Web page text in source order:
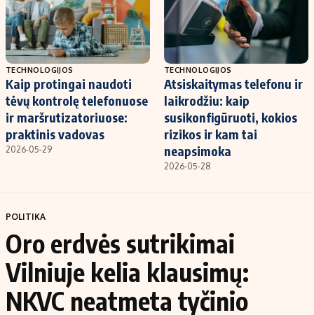
TECHNOLOGIJOS
Kaip protingai naudoti
tėvų kontrolę telefonuose
ir maršrutizatoriuose:
praktinis vadovas
2026-05-29
TECHNOLOGIJOS
Atsiskaitymas telefonu ir
laikrodžiu: kaip
susikonfigūruoti, kokios
rizikos ir kam tai
neapsimoka
2026-05-28
POLITIKA
Oro erdvės sutrikimai
Vilniuje kelia klausimų:
NKVC neatmeta tyčinio